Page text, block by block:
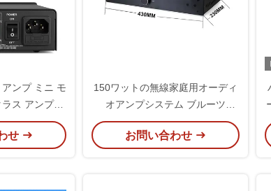
ンプ ミニ モ
ラス アンプ
イホームシア
せ
150ワットの無線家庭用オーディ
オアンプシステム ブルーツ
epo_Latn Bluetooth家庭用ステレ
オスピーカーアンプ
お問い合わせ